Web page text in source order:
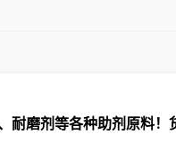
耐磨剂等各种助剂原料！